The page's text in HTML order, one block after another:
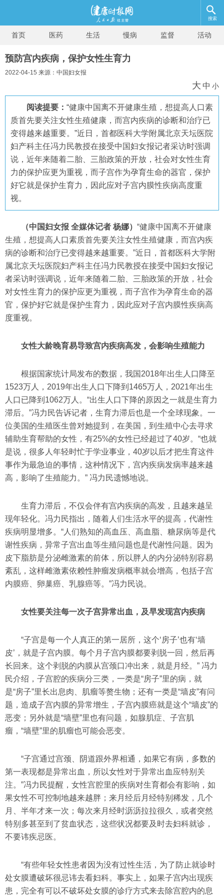
搜索
首页 医药 生活 慢病 监督 活动
预防宫内疾病，保护女性生育力
2022-04-15 来源：中国妇女报
大 中 小
阅读提要： “健康中国离不开健康生殖，想提高人口素
质首先要关注女性生殖健康，而宫内疾病的诊断和治疗已
变得越来越重要。”近日，首都医科大学附属北京天坛医院
妇产科主任冯力民教授在接受中国妇女报记者采访时强调
说，近年来随着二胎、三胎政策的开放，社会对女性生育
力的保护应更为重视，而子宫作为孕育生命的器官，保护
好它就是保护生育力，因此应对子宫内膜性疾病高度重
视。
（中国妇女报 全媒体记者 杨娜） “健康中国离不开健康
生殖，想提高人口素质首先要关注女性生殖健康，而宫内疾
病的诊断和治疗已变得越来越重要。”近日，首都医科大学附
属北京天坛医院妇产科主任冯力民教授在接受中国妇女报记
者采访时强调说，近年来随着二胎、三胎政策的开放，社会
对女性生育力的保护应更为重视，而子宫作为孕育生命的器
官，保护好它就是保护生育力，因此应对子宫内膜性疾病高
度重视。
女性大龄晚育易导致宫内疾病高发，会影响生殖能力
根据国家统计局发布的数据，我国2018年出生人口降至
1523万人，2019年出生人口下降到1465万人，2021年出生
人口已降到1062万人。“出生人口下降的原因之一就是生育力
滞后。”冯力民告诉记者，生育力滞后也是一个全球现象。一
位美国的生殖医生曾对她提到，在美国，到生殖中心去寻求
辅助生育帮助的女性，有25%的女性已经超过了40岁。“也就
是说，很多人年轻时忙于学业事业，40岁以后才把生育这件
事作为最急迫的事情，这种情况下，宫内疾病发病率越来越
高，影响了生殖能力。” 冯力民遗憾地说。
生育力滞后，不仅会伴有宫内疾病的高发，且越来越呈
现年轻化。冯力民指出，随着人们生活水平的提高，代谢性
疾病明显增多。“人们熟知的高血压、高血脂、糖尿病等是代
谢性疾病，异常子宫出血等生殖问题也是代谢性问题。因为
皮下脂肪是分泌雌激素的前体，所以胖人的内分泌特别容易
紊乱，这样雌激素依赖性肿瘤发病概率就会增高，包括子宫
内膜癌、卵巢癌、乳腺癌等。”冯力民说。
女性要关注每一次子宫异常出血，及早发现宫内疾病
“子宫是每一个人真正的第一居所，这个‘房子’也有‘墙
皮’，就是子宫内膜。每个月子宫内膜都要剥脱一回，然后再
长回来。这个剥脱的内膜从宫颈口冲出来，就是月经。” 冯力
民介绍，子宫腔的疾病分三类，一类是“房子”里的病，就
是“房子”里长出息肉、肌瘤等赘生物；还有一类是“墙皮”有问
题，造成子宫内膜的异常增生，子宫内膜癌就是这个“墙皮”的
恶变；另外就是“墙壁”里也有问题，如腺肌症、子宫肌
瘤，“墙壁”里的肌瘤也可能会恶变。
“子宫通过宫颈、阴道跟外界相通，如果它有病，多数的
第一表现都是异常出血，所以女性对于异常出血应特别关
注。”冯力民提醒，女性宫腔里的疾病对生育都会有影响，如
果女性不可控制地越来越胖；来月经后月经特别稀发，几个
月、半年才来一次；每次来月经时沥沥拉拉很久，或者突然
特别多甚至到了贫血状态，这些状况都要及时去妇科就诊，
不要讳疾忌医。
“有些年轻女性患者因为没有过性生活，为了防止就诊时
处女膜遭破坏很忌讳去看妇科。事实上，如果子宫内出现疾
患，完全有可以不破坏处女膜的诊疗方式来去除宫腔内的息